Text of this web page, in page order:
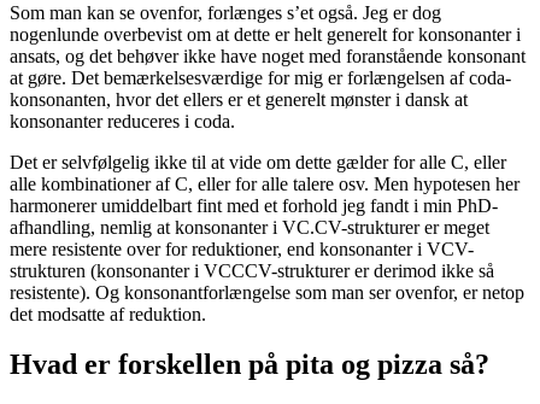
Som man kan se ovenfor, forlænges s’et også. Jeg er dog
nogenlunde overbevist om at dette er helt generelt for konsonanter i
ansats, og det behøver ikke have noget med foranstående konsonant
at gøre. Det bemærkelsesværdige for mig er forlængelsen af coda-
konsonanten, hvor det ellers er et generelt mønster i dansk at
konsonanter reduceres i coda.
Det er selvfølgelig ikke til at vide om dette gælder for alle C, eller
alle kombinationer af C, eller for alle talere osv. Men hypotesen her
harmonerer umiddelbart fint med et forhold jeg fandt i min PhD-
afhandling, nemlig at konsonanter i VC.CV-strukturer er meget
mere resistente over for reduktioner, end konsonanter i VCV-
strukturen (konsonanter i VCCCV-strukturer er derimod ikke så
resistente). Og konsonantforlængelse som man ser ovenfor, er netop
det modsatte af reduktion.
Hvad er forskellen på pita og pizza så?